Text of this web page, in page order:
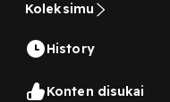
Koleksimu
History
Konten disukai